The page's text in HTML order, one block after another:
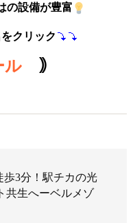
の設備が豊富
クリック
ル｠
歩3分！駅チカの光
共生へーベルメゾ